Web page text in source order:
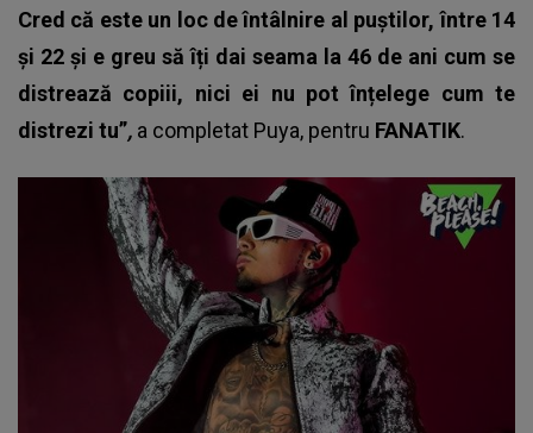
Cred că este un loc de întâlnire al puștilor, între 14
și 22 și e greu să îți dai seama la 46 de ani cum se
distrează copiii, nici ei nu pot înțelege cum te
distrezi tu”, a completat Puya, pentru FANATIK.